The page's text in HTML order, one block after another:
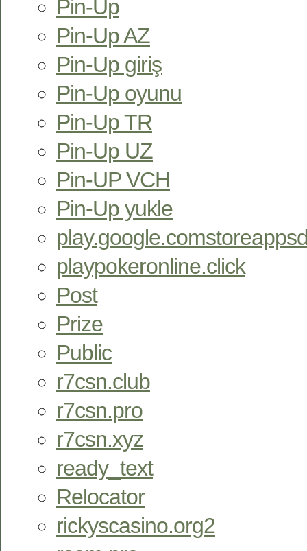
Pin-Up
Pin-Up AZ
Pin-Up giriş
Pin-Up oyunu
Pin-Up TR
Pin-Up UZ
Pin-UP VCH
Pin-Up yukle
playpokeronline.click
Post
Prize
Public
r7csn.club
r7csn.pro
r7csn.xyz
ready_text
Relocator
rickyscasino.org2